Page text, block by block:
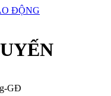
ĐỘNG
GĐ